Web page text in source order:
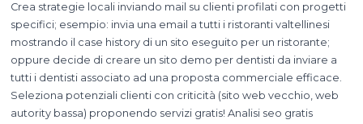
Crea strategie locali inviando mail su clienti profilati con progetti
specifici; esempio: invia una email a tutti i ristoranti valtellinesi
mostrando il case history di un sito eseguito per un ristorante;
oppure decide di creare un sito demo per dentisti da inviare a
tutti i dentisti associato ad una proposta commerciale efficace.
Seleziona potenziali clienti con criticità (sito web vecchio, web
autority bassa) proponendo servizi gratis! Analisi seo gratis